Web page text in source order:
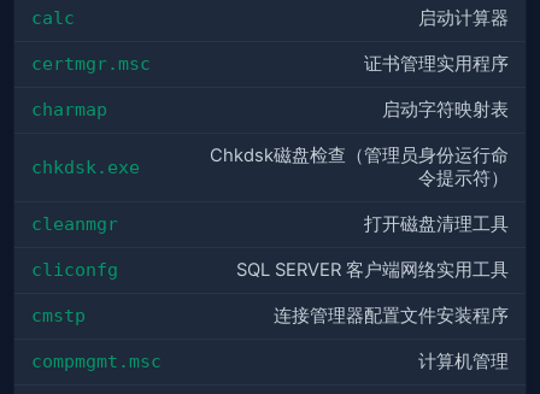
calc 启动计算器
certmgr.msc 证书管理实用程序
charmap 启动字符映射表
chkdsk.exe
Chkdsk磁盘检查（管理员身份运行命
令提示符）
cleanmgr 打开磁盘清理工具
cliconfg SQL SERVER 客户端网络实用工具
cmstp 连接管理器配置文件安装程序
compmgmt.msc 计算机管理